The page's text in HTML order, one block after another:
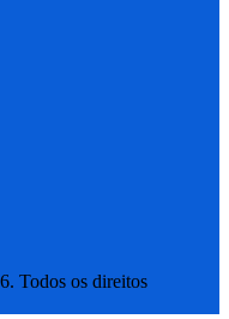
Todos os direitos